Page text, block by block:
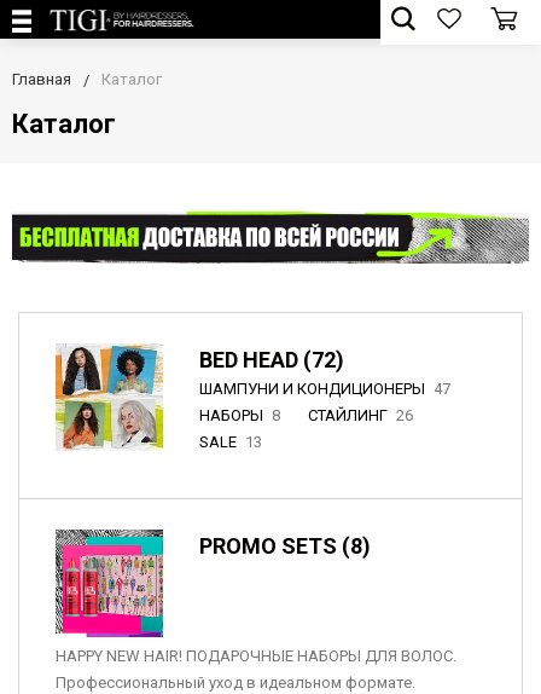
Главная Каталог
Каталог
BED HEAD (72)
ШАМПУНИ И КОНДИЦИОНЕРЫ 47
НАБОРЫ 8 СТАЙЛИНГ 26
SALE 13
PROMO SETS (8)
HAPPY NEW HAIR! ПОДАРОЧНЫЕ НАБОРЫ ДЛЯ ВОЛОС.
Профессиональный уход в идеальном формате.